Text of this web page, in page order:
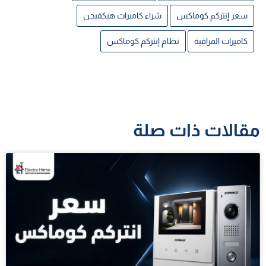
سعر إنتركم كوماكس شراء كاميرات هيكفيجن
كاميرات المراقبة نظام إنتركم كوماكس
مقالات ذات صلة